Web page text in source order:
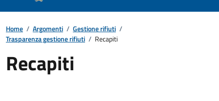
Home / Argomenti / Gestione rifiuti /
Trasparenza gestione rifiuti / Recapiti
Recapiti